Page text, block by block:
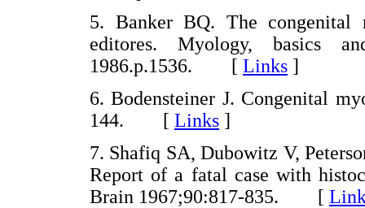
5. Banker BQ. The congenital
editores. Myology, basics
1986.p.1536. [ Links ]
6. Bodensteiner J. Congenital
144. [ Links ]
7. Shafiq SA, Dubowitz V,
Report of a fatal case with
Brain 1967;90:817-835. [